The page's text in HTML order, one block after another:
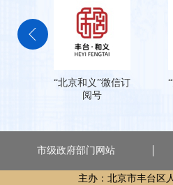
“北京和义”微信订
阅号
市级政府部门网站
主办：北京市丰台区